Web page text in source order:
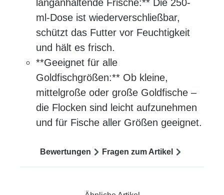
langanhaltende Frische:** Die 250-
ml-Dose ist wiederverschließbar,
schützt das Futter vor Feuchtigkeit
und hält es frisch.
**Geeignet für alle
Goldfischgrößen:** Ob kleine,
mittelgroße oder große Goldfische –
die Flocken sind leicht aufzunehmen
und für Fische aller Größen geeignet.
Bewertungen Fragen zum Artikel